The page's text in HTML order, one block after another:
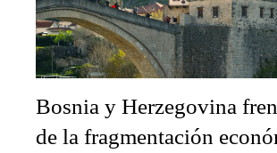
Bosnia y Herzegovina
de la fragmentación